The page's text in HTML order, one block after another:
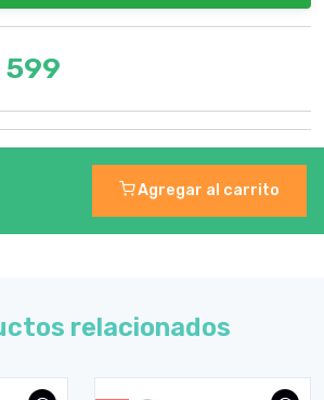
599
Agregar al carrito
relacionados